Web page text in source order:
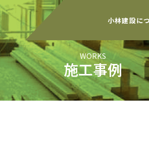
小林建設に
WORKS
施工事例